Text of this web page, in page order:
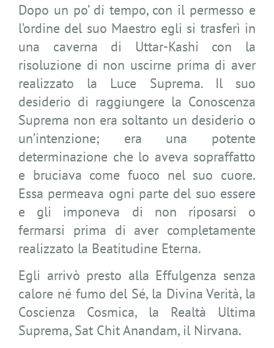
Dopo un po’ di tempo, con il permesso e
l’ordine del suo Maestro egli si trasferì in
una caverna di Uttar-Kashi con la
risoluzione di non uscirne prima di aver
realizzato la Luce Suprema. Il suo
desiderio di raggiungere la Conoscenza
Suprema non era soltanto un desiderio o
un’intenzione; era una potente
determinazione che lo aveva sopraffatto
e bruciava come fuoco nel suo cuore.
Essa permeava ogni parte del suo essere
e gli imponeva di non riposarsi o
fermarsi prima di aver completamente
realizzato la Beatitudine Eterna.
Egli arrivò presto alla Effulgenza senza
calore né fumo del Sé, la Divina Verità, la
Coscienza Cosmica, la Realtà Ultima
Suprema, Sat Chit Anandam, il Nirvana.